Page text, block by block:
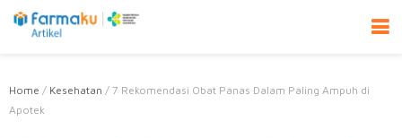
Home / Kesehatan / 7 Rekomendasi Obat Panas Dalam Paling Ampuh di
Apotek